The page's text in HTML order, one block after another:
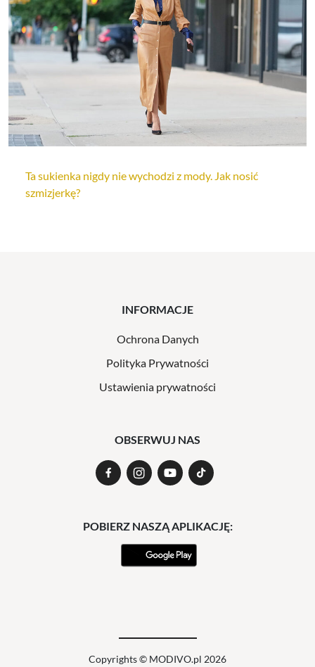
Ta sukienka nigdy nie wychodzi z mody. Jak nosić
szmizjerkę?
INFORMACJE
Ochrona Danych
Polityka Prywatności
Ustawienia prywatności
OBSERWUJ NAS
POBIERZ NASZĄ APLIKACJĘ:
Copyrights © MODIVO.pl 2026